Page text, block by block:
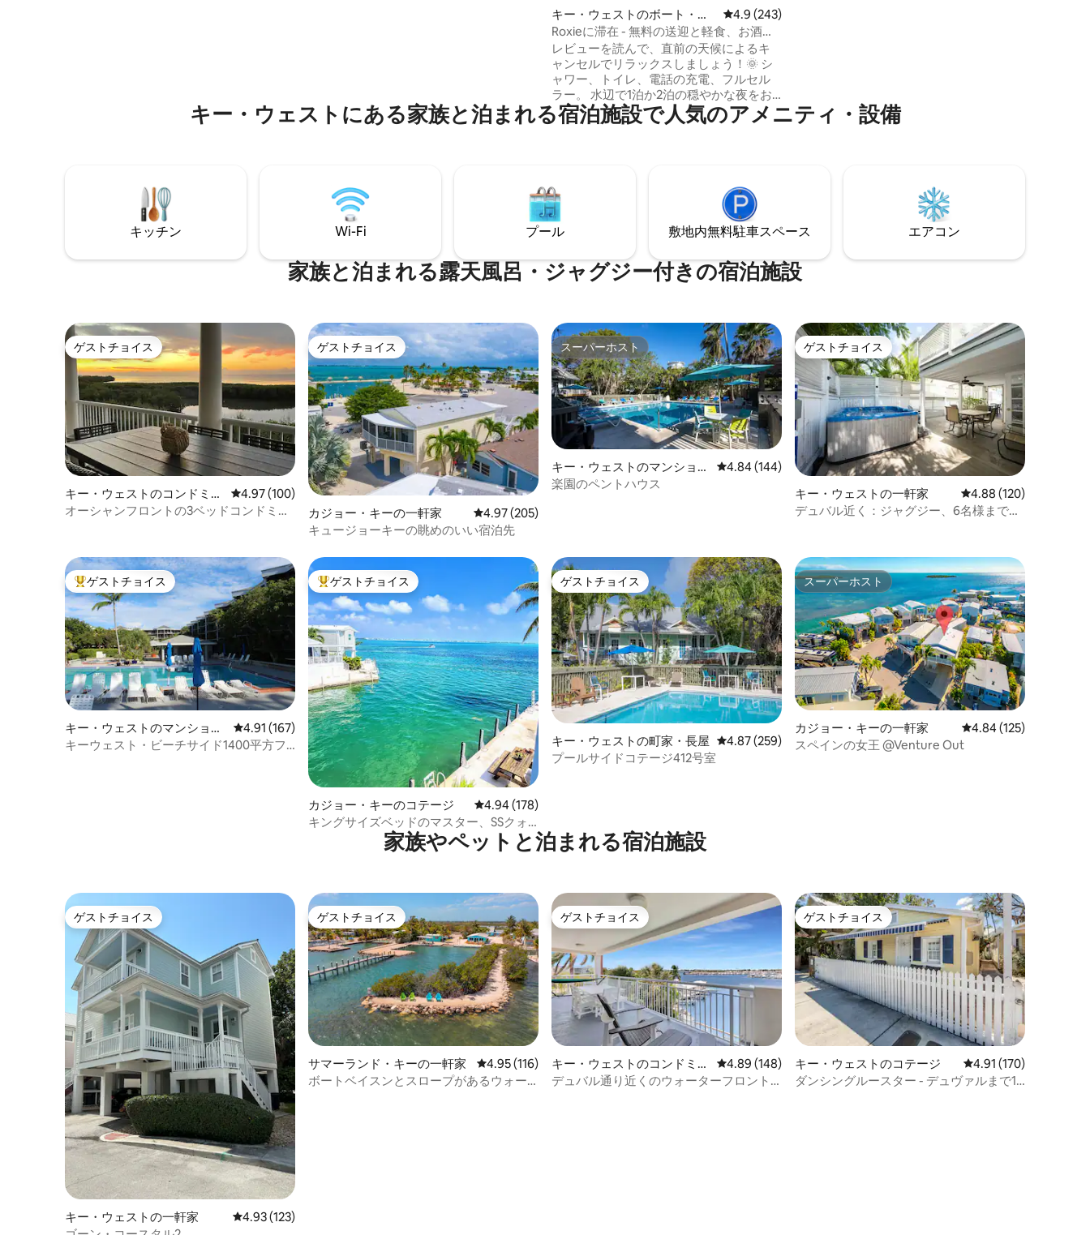
キー・ウェストのボート・船
舶
レビュー243件、5つ星中4.9つ星の平均評価
4.9 (243)
Roxieに滞在 - 無料の送迎と軽食、お酒は
持参してください。
レビューを読んで、直前の天候によるキ
ャンセルでリラックスしましょう！🌞 シ
ャワー、トイレ、電話の充電、フルセル
ラー。 水辺で1泊か2泊の穏やかな夜をお
楽しみください！無料駐車場と1泊につき
ロキシーへの往復送迎が無料です！ ロキ
シーには、キューリグ、コーヒーポッ
ド、パン、ピーナッツバター、ジャム、
ボトル入りの水があります。料理はでき
ませんが、お持ち帰りの食べ物、ビール/
🛥️🌴🎣
キー・ウェストにある家族と泊まれる宿泊施設で人気のアメニティ・設備
キッチン Wi-Fi プール 敷地内無料駐⁠車ス⁠ペ⁠ー⁠ス エアコン
家族と泊まれる露天風呂・ジャグジー付きの宿泊施設
ゲストチョイス
ゲストチョイス
キー・ウェストのコンドミニ
アム
レビュー100件、5つ星中4.97つ星の平均評価
4.97 (100)
オーシャンフロントの3ベッドコンドミニ
ゲストチョイス
ゲストチョイス
カジョー・キーの一軒家 レビュー205件、5つ星中4.97つ星の平均評価
4.97 (205)
キュージョーキーの眺めのいい宿泊先
スーパーホスト
スーパーホスト
キー・ウェストのマンショ
ン・アパート
レビュー144件、5つ星中4.84つ星の平均評価
4.84 (144)
楽園のペントハウス
ゲストチョイス
ゲストチョイス
キー・ウェストの一軒家 レビュー120件、5つ
4.88 (120)
デュバル近く：ジャグジー、6名様まで、
大好評のゲストチョイスです。
ゲストチョイス
キー・ウェストのマンショ
ン・アパート
レビュー167件、5つ星中4.91つ星の平均評価
4.91 (167)
キーウェスト・ビーチサイド1400平方フ
大好評のゲストチョイスです。
ゲストチョイス
カジョー・キーのコテージ レビュー178件、5つ星中4.94つ星の平均評価
4.94 (178)
キングサイズベッドのマスター、SSクォ
ーツキッチン、自転車、カヤック、景
ゲストチョイス
ゲストチョイス
キー・ウェストの町家・長屋 レビュー259件、5つ星中4.87つ星の平均評価
4.87 (259)
プールサイドコテージ412号室
スーパーホスト
スーパーホスト
カジョー・キーの一軒家 レビュー125件、5つ
4.84 (125)
スペインの女王 @Venture Out
家族やペットと泊まれる宿泊施設
ゲストチョイス
ゲストチョイス
キー・ウェストの一軒家 レビュー123件、5つ星中4.93つ星の平均評価
4.93 (123)
ゲストチョイス
ゲストチョイス
サマーランド・キーの一軒家 レビュー116件、5つ星中4.95つ星の平均評価
4.95 (116)
ボートベイスンとスロープがあるウォー
ゲストチョイス
ゲストチョイス
キー・ウェストのコンドミニ
アム
レビュー148件、5つ星中4.89つ星の平均評価
4.89 (148)
デュバル通り近くのウォーターフロント
ゲストチョイス
ゲストチョイス
キー・ウェストのコテージ レビュー170件、5つ
4.91 (170)
ダンシングルースター - デュヴァルまで1